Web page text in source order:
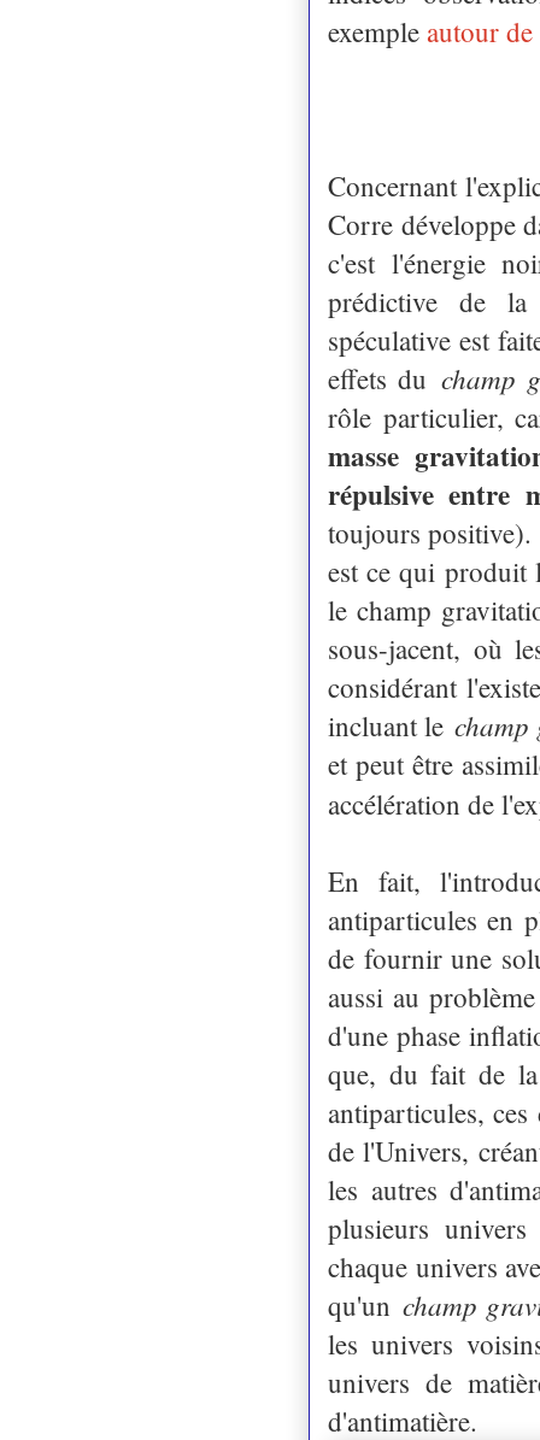
exemple autour
Concernant
Corre développe
c'est l'énergie
prédictive de la
spéculative est
effets du champ
rôle particulier,
masse
répulsive entre
toujours positive).
est ce qui produit
le champ
sous-jacent, où
considérant
incluant le champ
et peut être
accélération de
En fait,
antiparticules en
de fournir une
aussi au
d'une phase
que, du fait de la
antiparticules,
de l'Univers,
les autres
plusieurs
chaque univers
qu'un champ
les univers
univers de
d'antimatière.